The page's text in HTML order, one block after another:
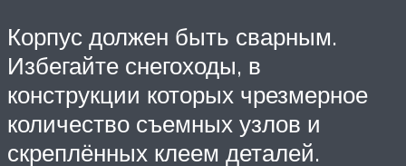
Корпус должен быть сварным.
Избегайте снегоходы, в
конструкции которых чрезмерное
количество съемных узлов и
скреплённых клеем деталей.